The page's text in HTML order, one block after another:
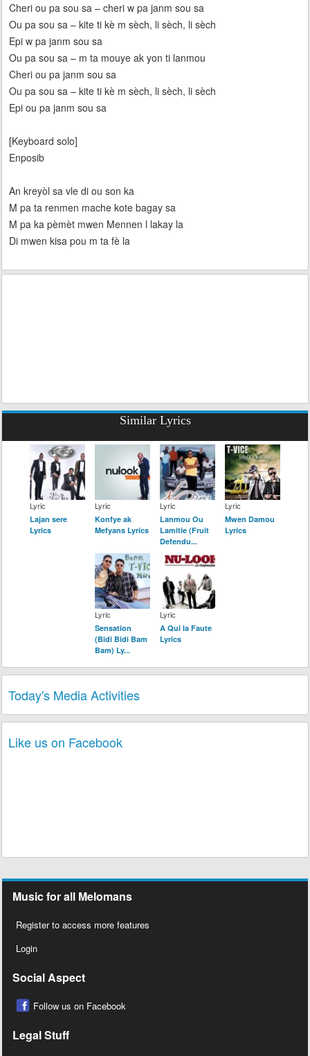
Cheri ou pa sou sa – cheri w pa janm sou sa
Ou pa sou sa – kite ti kè m sèch, li sèch, li sèch
Epi w pa janm sou sa
Ou pa sou sa – m ta mouye ak yon ti lanmou
Cheri ou pa janm sou sa
Ou pa sou sa – kite ti kè m sèch, li sèch, li sèch
Epi ou pa janm sou sa
[Keyboard solo]
Enposib
An kreyòl sa vle di ou son ka
M pa ta renmen mache kote bagay sa
M pa ka pèmèt mwen Mennen l lakay la
Di mwen kisa pou m ta fè la
Similar Lyrics
Lyric
Lajan sere
Lyrics
Lyric
Konfye ak
Mefyans Lyrics
Lyric
Lanmou Ou
Lamitie (Fruit
Defendu...
Lyric
Mwen Damou
Lyrics
Lyric
Sensation
(Bidi Bidi Bam
Bam) Ly...
Lyric
A Qui la Faute
Lyrics
Today's Media Activities
Like us on Facebook
Music for all Melomans
Register to access more features
Login
Social Aspect
Follow us on Facebook
Legal Stuff